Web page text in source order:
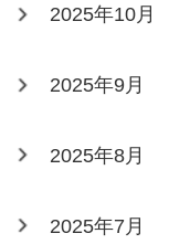
2025年10月
2025年9月
2025年8月
2025年7月